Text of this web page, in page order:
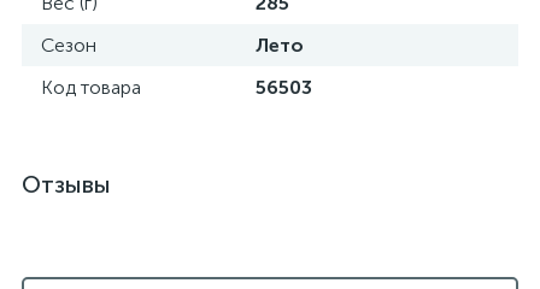
Сезон
Лето
Код товара
56503
Отзывы